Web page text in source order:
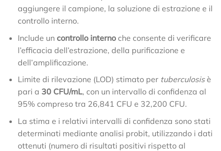
aggiungere il campione, la soluzione di estrazione e il
controllo interno.
Include un controllo internoche consente di verificare
l’efficacia dell’estrazione, della purificazione e
dell’amplificazione.
Limite di rilevazione (LOD) stimato per tuberculosisè
pari a 30 CFU/mL, con un intervallo di confidenza al
95% compreso tra 26,841 CFU e 32,200 CFU.
La stima e i relativi intervalli di confidenza sono stati
determinati mediante analisi probit, utilizzando i dati
ottenuti (numero di risultati positivi rispetto al